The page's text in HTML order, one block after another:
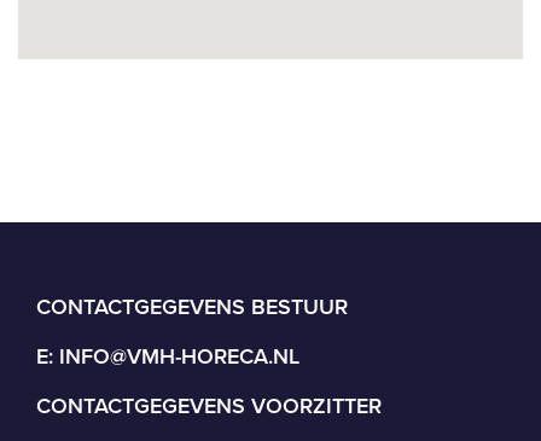
CONTACTGEGEVENS BESTUUR
E: INFO@VMH-HORECA.NL
CONTACTGEGEVENS VOORZITTER